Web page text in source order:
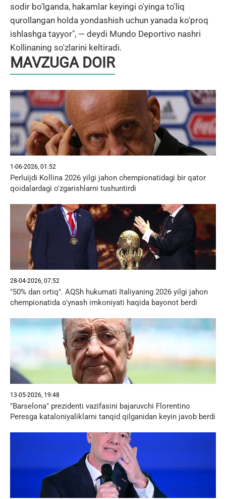
sodir bo'lganda, hakamlar keyingi o'yinga to'liq
qurollangan holda yondashish uchun yanada ko'proq
ishlashga tayyor", — deydi Mundo Deportivo nashri
Kollinaning so'zlarini keltiradi.
MAVZUGA DOIR
1-06-2026, 01:52
Perluijdi Kollina 2026 yilgi jahon chempionatidagi bir qator
qoidalardagi o'zgarishlarni tushuntirdi
28-04-2026, 07:52
"50% dan ortiq". AQSh hukumati Italiyaning 2026 yilgi jahon
chempionatida o'ynash imkoniyati haqida bayonot berdi
13-05-2026, 19:48
"Barselona" prezidenti vazifasini bajaruvchi Florentino
Peresga kataloniyaliklarni tanqid qilganidan keyin javob berdi